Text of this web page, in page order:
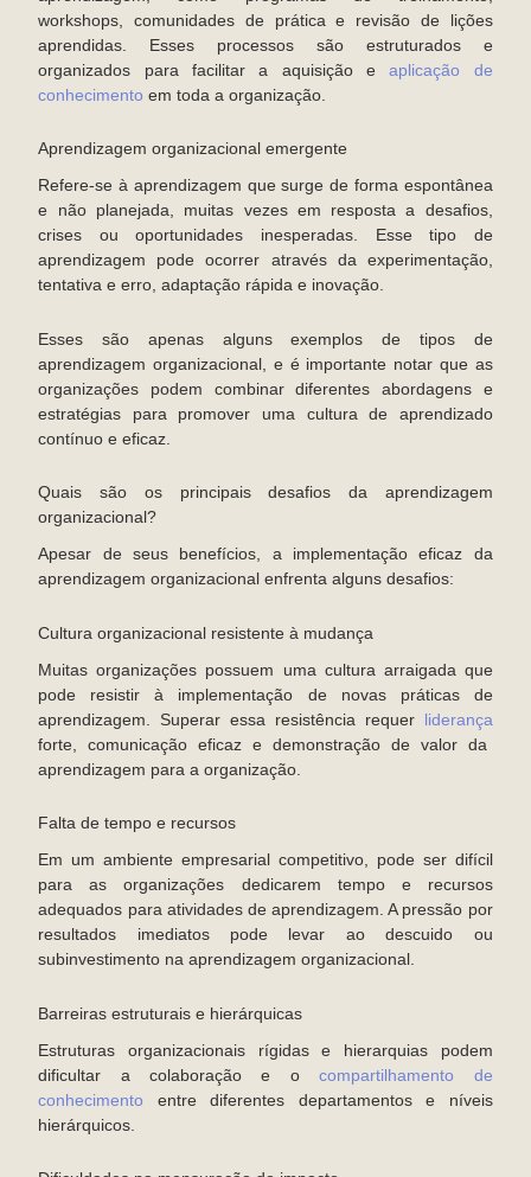
workshops, comunidades de prática e revisão de lições
aprendidas. Esses processos são estruturados e
organizados para facilitar a aquisição eaplicação de
conhecimentoem toda a organização.
Aprendizagem organizacional emergente
Refere-se à aprendizagem que surge de forma espontânea
e não planejada, muitas vezes em resposta a desafios,
crises ou oportunidades inesperadas. Esse tipo de
aprendizagem pode ocorrer através da experimentação,
tentativa e erro, adaptação rápida e inovação.
Esses são apenas alguns exemplos de tipos de
aprendizagem organizacional, e é importante notar que as
organizações podem combinar diferentes abordagens e
estratégias para promover uma cultura de aprendizado
contínuo e eficaz.
Quais são os principais desafios da aprendizagem
organizacional?
Apesar de seus benefícios, a implementação eficaz da
aprendizagem organizacional enfrenta alguns desafios:
Cultura organizacional resistente à mudança
Muitas organizações possuem uma cultura arraigada que
pode resistir à implementação de novas práticas de
aprendizagem. Superar essa resistência requer liderança
forte, comunicação eficaz e demonstração de valor da
aprendizagem para a organização.
Falta de tempo e recursos
Em um ambiente empresarial competitivo, pode ser difícil
para as organizações dedicarem tempo e recursos
adequados para atividades de aprendizagem. A pressão por
resultados imediatos pode levar ao descuido ou
subinvestimento na aprendizagem organizacional.
Barreiras estruturais e hierárquicas
Estruturas organizacionais rígidas e hierarquias podem
dificultar a colaboração e ocompartilhamento de
conhecimento entre diferentes departamentos e níveis
hierárquicos.